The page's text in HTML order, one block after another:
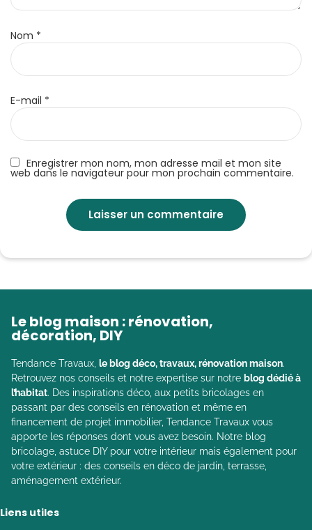
Enregistrer mon nom, mon adresse mail et mon site
web dans le navigateur pour mon prochain commentaire.
Nom *
E-mail *
Le blog maison : rénovation,
décoration, DIY
Tendance Travaux, le blog déco, travaux, rénovation maison.
Retrouvez nos conseils et notre expertise sur notre blog dédié à
l’habitat. Des inspirations déco, aux petits bricolages en
passant par des conseils en rénovation et même en
financement de projet immobilier, Tendance Travaux vous
apporte les réponses dont vous avez besoin. Notre blog
bricolage, astuce DIY pour votre intérieur mais également pour
votre extérieur : des conseils en déco de jardin, terrasse,
aménagement extérieur.
Liens utiles